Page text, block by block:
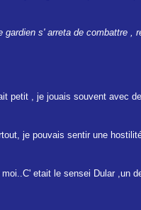
s' arreta de combattre ,
petit , je jouais souvent avec
je pouvais sentir une
etait le sensei Dular ,un